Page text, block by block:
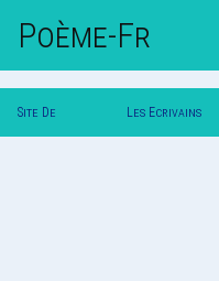
Poème-Fr
Site De Les Ecrivains